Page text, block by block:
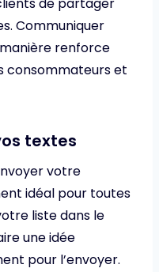
Communiquer
renforce
consommateurs et
textes
votre
idéal pour toutes
liste dans le
une idée
pour l’envoyer.